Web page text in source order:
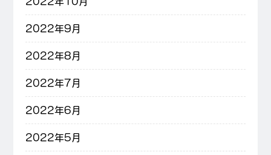
2022年9月
2022年8月
2022年7月
2022年6月
2022年5月